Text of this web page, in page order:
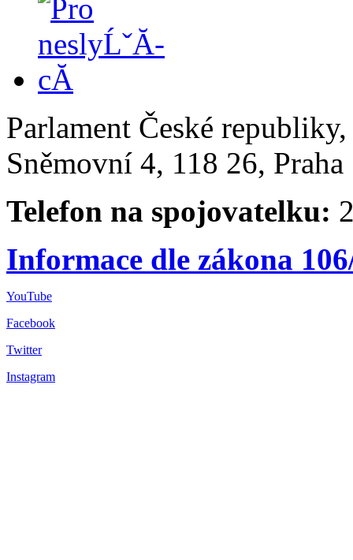
Parlament České
Sněmovní 4, 118 26,
Telefon na spojovatelku:
Informace dle zákona
YouTube
Facebook
Twitter
Instagram